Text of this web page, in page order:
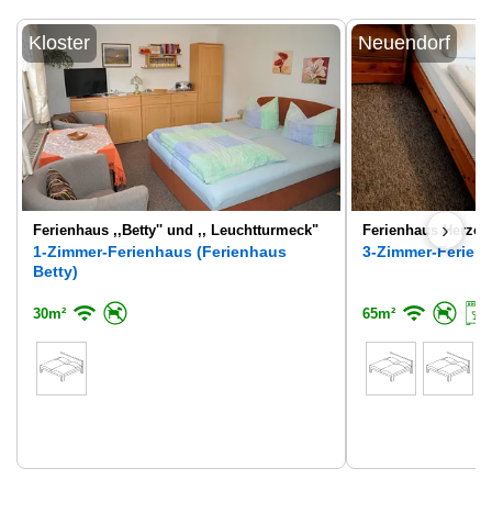
Kloster
Ferienhaus ,,Betty'' und ,, Leuchtturmeck"
1-Zimmer-Ferienhaus (Ferienhaus
Betty)
30m²
Neuendorf
Ferienhaus Herzog
3-Zimmer-
65m²
›